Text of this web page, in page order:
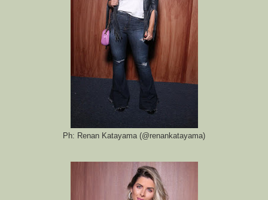
Ph: Renan Katayama (@renankatayama)